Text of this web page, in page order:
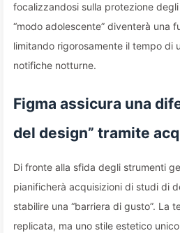
focalizzandosi sulla protezione
“modo adolescente” diventerà una
limitando rigorosamente il tempo di
notifiche notturne.
Figma assicura una
del design” tramite
Di fronte alla sfida degli strumenti
pianificherà acquisizioni di studi di
stabilire una “barriera di gusto”. La
replicata, ma uno stile estetico